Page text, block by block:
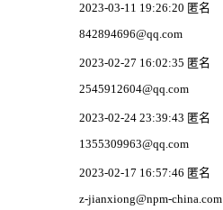
2023-03-11 19:26:20 匿名
842894696@qq.com
2023-02-27 16:02:35 匿名
2545912604@qq.com
2023-02-24 23:39:43 匿名
1355309963@qq.com
2023-02-17 16:57:46 匿名
z-jianxiong@npm-china.com